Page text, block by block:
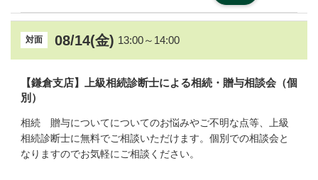
対面 08/14(金) 13:00～14:00
【鎌倉支店】上級相続診断士による相続・贈与相談会（個
別）
相続 贈与についてについてのお悩みやご不明な点等、上級
相続診断士に無料でご相談いただけます。個別での相談会と
なりますのでお気軽にご相談ください。